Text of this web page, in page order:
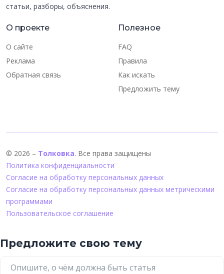
статьи, разборы, объяснения.
О проекте
О сайте
Реклама
Обратная связь
Полезное
FAQ
Правила
Как искать
Предложить тему
© 2026 – Толковка. Все права защищены
Политика конфиденциальности
Согласие на обработку персональных данных
Согласие на обработку персональных данных метрическими
программами
Пользовательское соглашение
Предложите свою тему